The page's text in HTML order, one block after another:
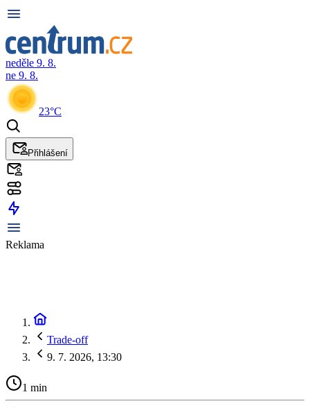
neděle 9. 8.
ne 9. 8.
23°C
Přihlášení
Reklama
Trade-off
9. 7. 2026, 13:30
1 min